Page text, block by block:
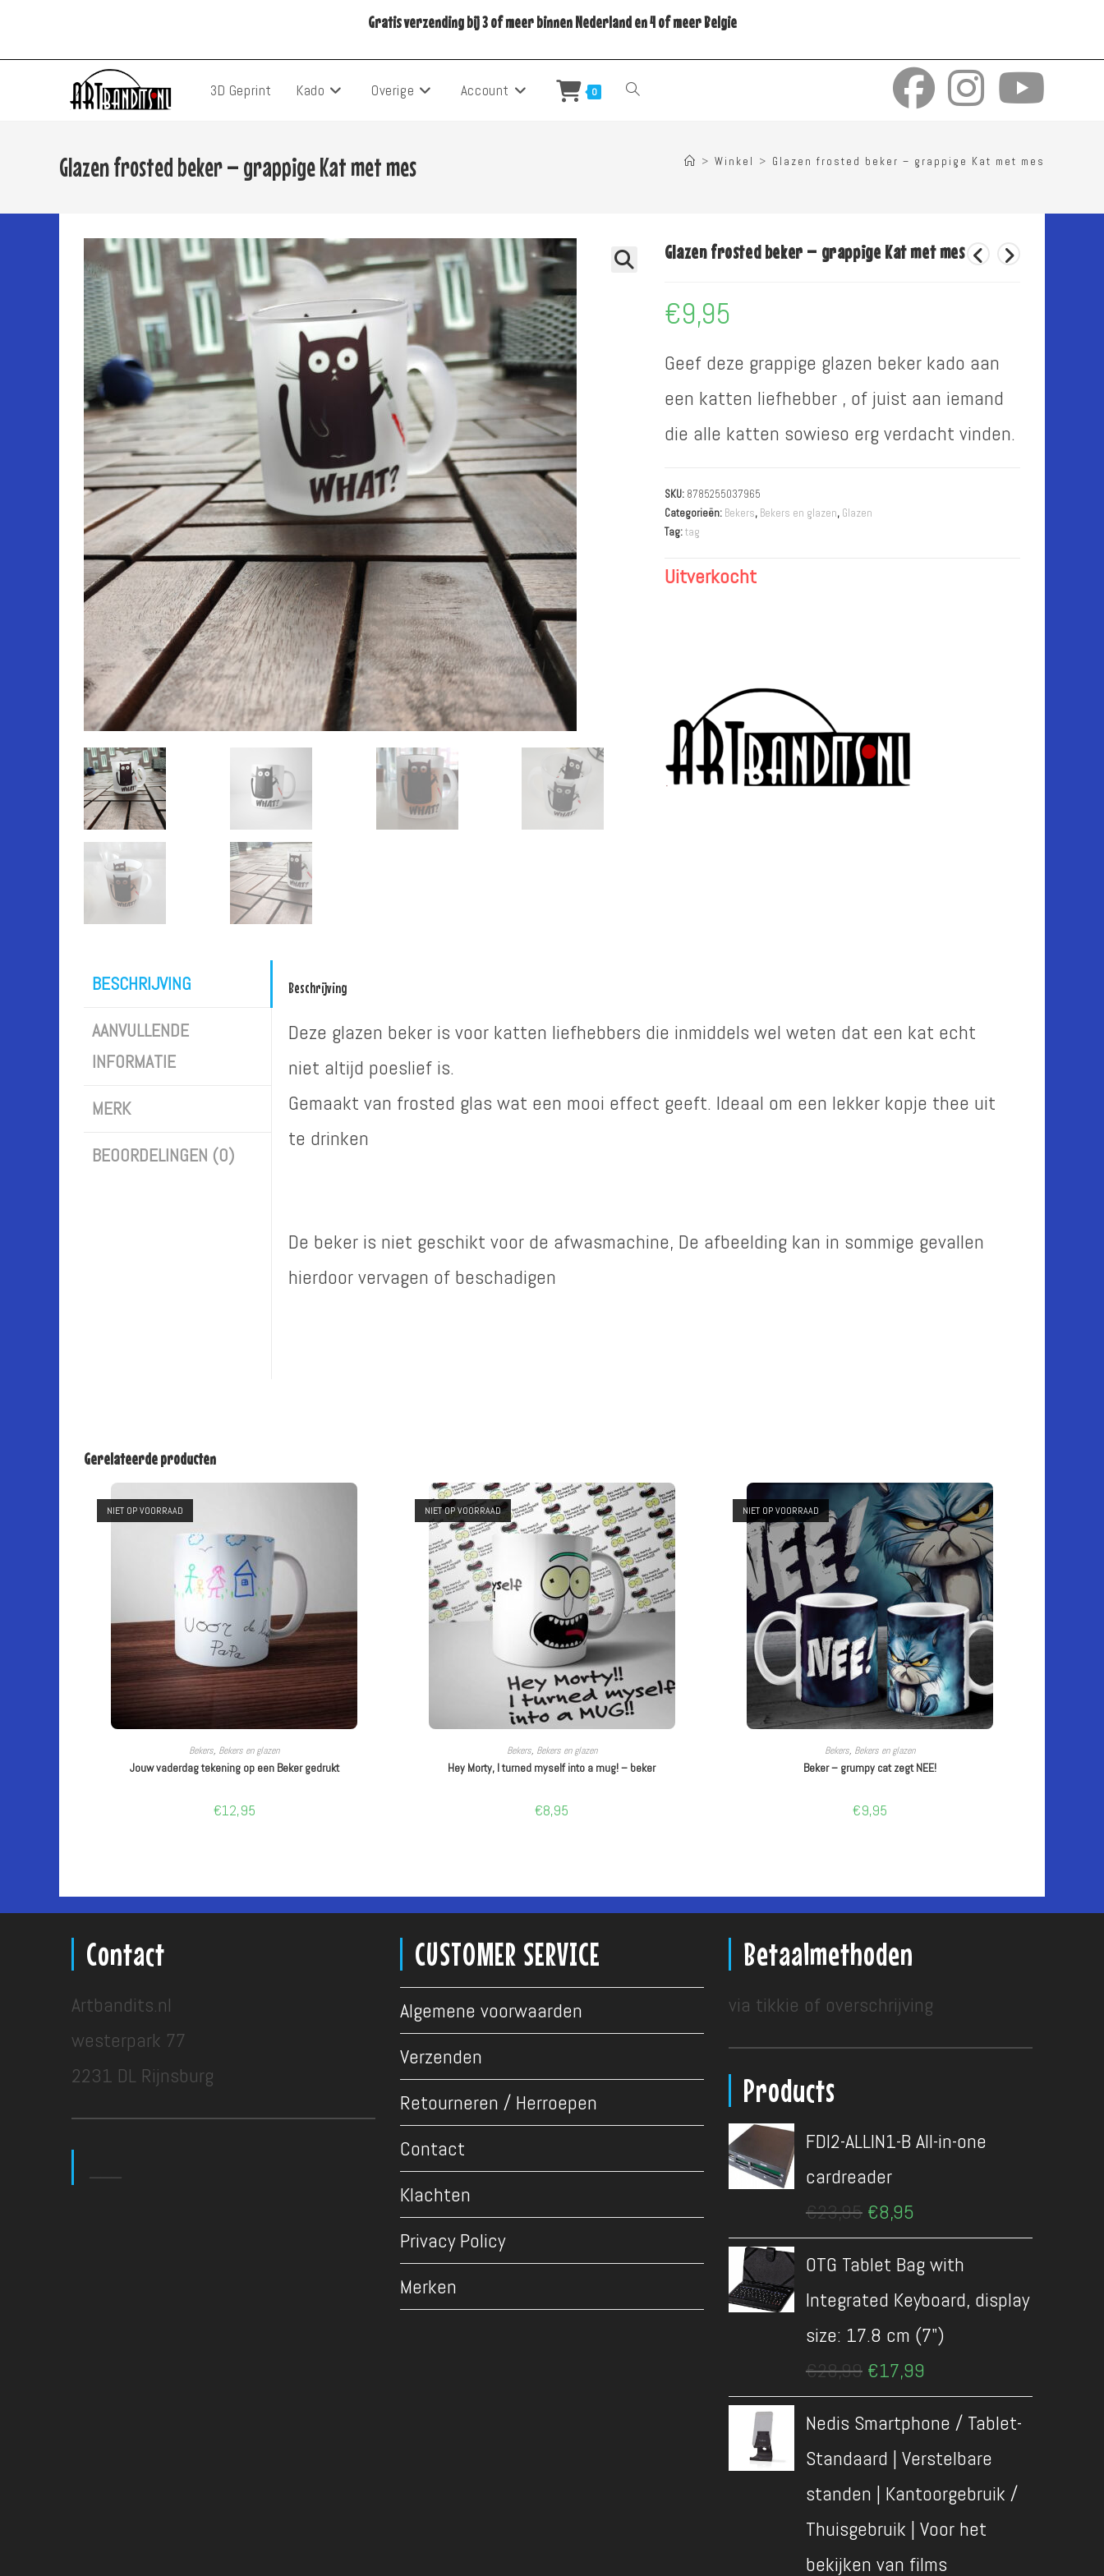
Gratis verzending bij 3 of meer binnen Nederland en 4 of meer Belgie
3D Geprint Kado Overige Account 0 Toggle
Glazen frosted beker – grappige Kat met mes > Winkel > Glazen frosted beker – grappige Kat met mes
Glazen frosted beker – grappige Kat met mes
€9,95
Geef deze grappige glazen beker kado aan
een katten liefhebber , of juist aan iemand
die alle katten sowieso erg verdacht vinden.
SKU: 8785255037965
Categorieën: Bekers, Bekers en glazen, Glazen
Tag:tag
Uitverkocht
BESCHRIJVING
AANVULLENDE
INFORMATIE
MERK
BEOORDELINGEN (0)
Beschrijving
Deze glazen beker is voor katten liefhebbers die inmiddels wel weten dat een kat echt
niet altijd poeslief is.
Gemaakt van frosted glas wat een mooi effect geeft. Ideaal om een lekker kopje thee uit
te drinken
De beker is niet geschikt voor de afwasmachine, De afbeelding kan in sommige gevallen
hierdoor vervagen of beschadigen
Gerelateerde producten
NIET OP VOORRAAD
LEES VERDER
Bekers, Bekers en glazen
Jouw vaderdag tekening op een Beker gedrukt
€12,95
NIET OP VOORRAAD
LEES VERDER
Bekers, Bekers en glazen
Hey Morty, I turned myself into a mug! – beker
€8,95
NIET OP VOORRAAD
LEES VERDER
Bekers, Bekers en glazen
Beker – grumpy cat zegt NEE!
€9,95
Contact
Artbandits.nl
westerpark 77
2231 DL Rijnsburg
CUSTOMER SERVICE
Algemene voorwaarden
Verzenden
Retourneren / Herroepen
Contact
Klachten
Privacy Policy
Merken
Betaalmethoden
via tikkie of overschrijving
Products
FDI2-ALLIN1-B All-in-one
cardreader
€23,95 Oorspronkelijke
prijs
€23,95.
€8,95
€8,95.
OTG Tablet Bag with
Integrated Keyboard, display
size: 17.8 cm (7")
€28,99 Oorspronkelijke
prijs
€28,99.
€17,99
€17,99.
Nedis Smartphone / Tablet-
Standaard | Verstelbare
standen | Kantoorgebruik /
Thuisgebruik | Voor het
bekijken van films